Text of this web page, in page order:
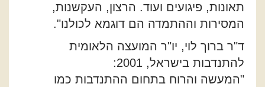
תאונות, פיגועים ועוד. הרצון, העקשנות,
המסירות וההתמדה הם דוגמא לכולנו".
ד"ר ברוך לוי, יו"ר המועצה הלאומית
להתנדבות בישראל, 2001:
"המעשה והרוח בתחום ההתנדבות כמו